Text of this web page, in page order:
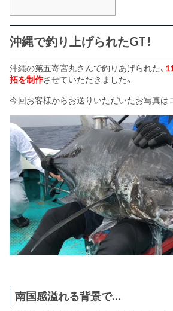
沖縄で釣り上げられたGT！
沖縄の第五寄宮丸さんで釣りあげられた、
拓を制作させていただきました。
今回お客様からお送りいただいたお写真は
南国感溢れる背景で…